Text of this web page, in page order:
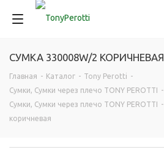
СУМКА 330008W/2 КОРИЧНЕВАЯ
Главная - Каталог - Tony Perotti -
Сумки, Сумки через плечо TONY PEROTTI -
Сумки, Сумки через плечо TONY PEROTTI -
коричневая